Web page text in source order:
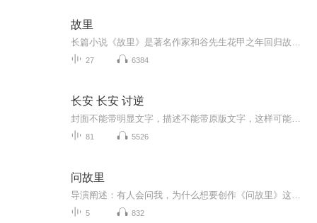
故里
27 6384
长安 长安 讨逆
81 5526
问故里
5 832